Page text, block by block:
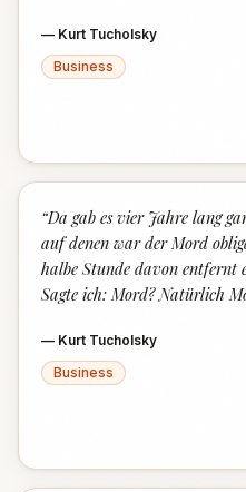
— Kurt Tucholsky
Business
“Da gab es vier Jahre lang
auf denen war der Mord
halbe Stunde davon entfernt
Sagte ich: Mord? Natürlich
— Kurt Tucholsky
Business